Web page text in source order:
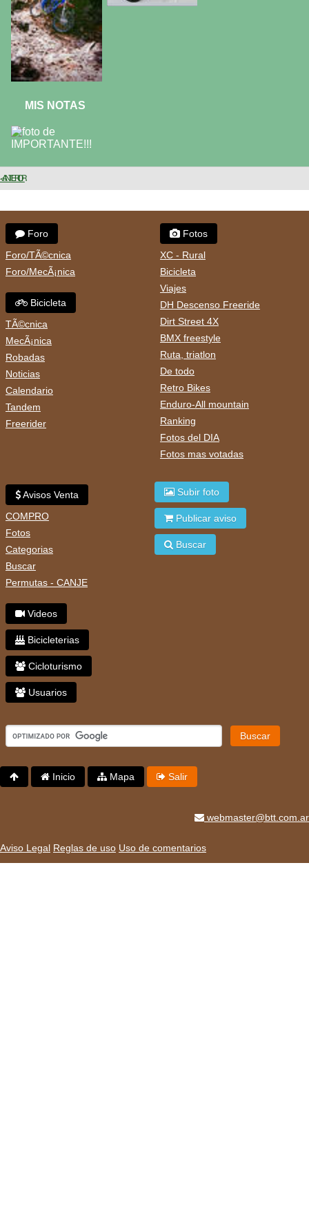
MIS NOTAS
< ANTERIOR
Foro
Foro/TÃ©cnica
Foro/MecÃ¡nica
Bicicleta
TÃ©cnica
MecÃ¡nica
Robadas
Noticias
Calendario
Tandem
Freerider
Fotos
XC - Rural
Bicicleta
Viajes
DH Descenso Freeride
Dirt Street 4X
BMX freestyle
Ruta, triatlon
De todo
Retro Bikes
Enduro-All mountain
Ranking
Fotos del DIA
Fotos mas votadas
Avisos Venta
COMPRO
Fotos
Categorias
Buscar
Permutas - CANJE
Videos
Bicicleterias
Cicloturismo
Usuarios
Subir foto
Publicar aviso
Buscar
Buscar
Inicio Mapa Salir
webmaster@btt.com.ar
Aviso Legal Reglas de uso Uso de comentarios